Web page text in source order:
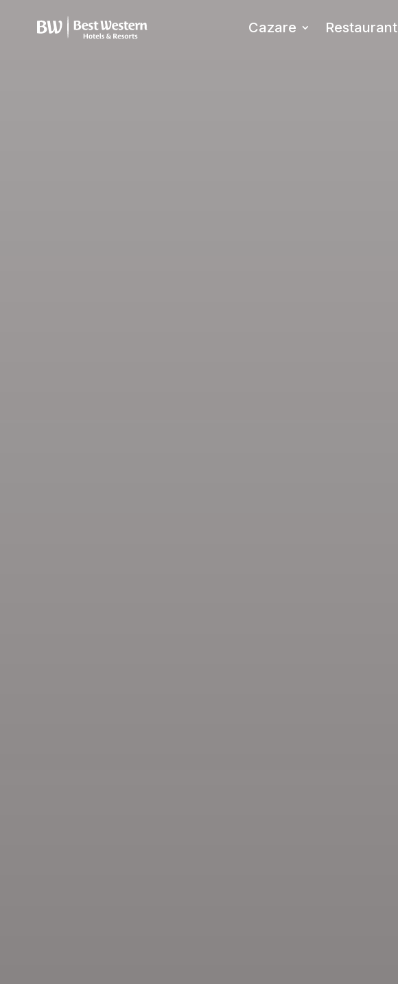
Cazare Restaurant